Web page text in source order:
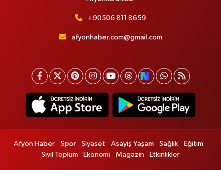
+90506 811 8659
afyonhaber.com@gmail.com
Afyon Haber Spor Siyaset Asayiş Yaşam Sağlık
Eğitim
Sivil Toplum
Ekonomi Magazin Etkinlikler